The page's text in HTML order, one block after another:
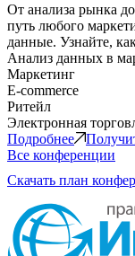
От анализа рынка
путь любого
данные. Узнайте,
Анализ данных в
Маркетинг
E-commerce
Ритейл
Электронная
Подробнее
Все конференции
Скачать план